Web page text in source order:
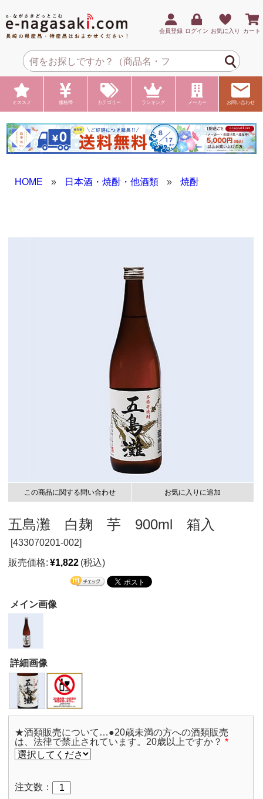
会員登録 ログイン お気に入り カート
オススメ 価格帯 カテゴリー ランキング メーカー お問い合わせ
HOME » 日本酒・焼酎・他酒類 » 焼酎
この商品に関する問い合わせ お気に入りに追加
五島灘 白麹 芋 900ml 箱入
[433070201-002]
販売価格: ¥1,822 (税込)
メイン画像
詳細画像
★酒類販売について…●20歳未満の方への酒類販売
は、法律で禁止されています。20歳以上ですか？ *
注文数：